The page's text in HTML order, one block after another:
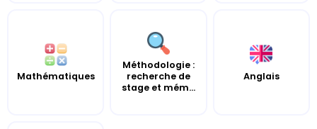
Mathématiques
Méthodologie :
recherche de
stage et mém...
Anglais